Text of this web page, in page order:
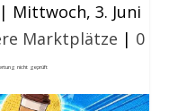
Mittwoch, 3. Juni
Marktplätze | 0